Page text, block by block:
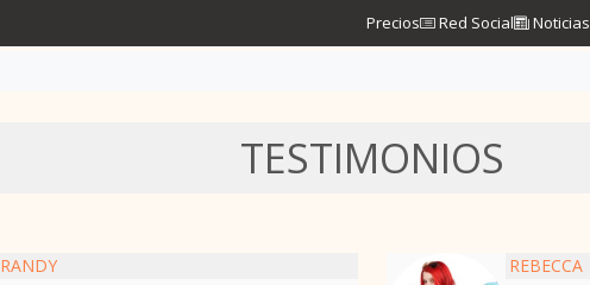
Precios Red Social Noticias
TESTIMONIOS
RANDY
REBECCA